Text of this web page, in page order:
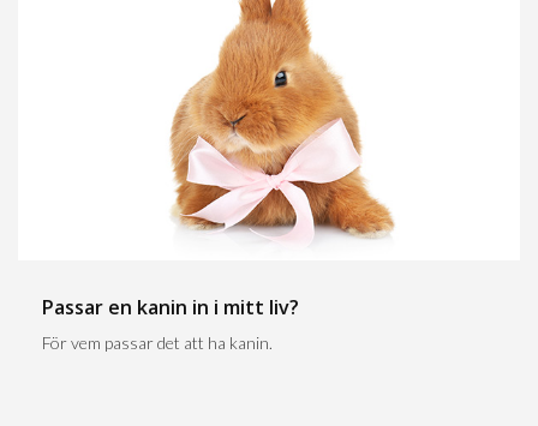
Passar en kanin in i mitt liv?
För vem passar det att ha kanin.